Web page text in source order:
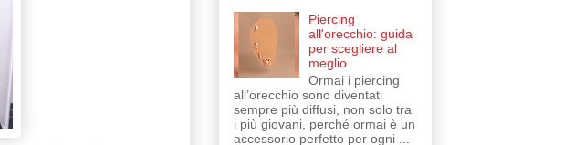
Piercing
all'orecchio: guida
per scegliere al
meglio
Ormai i piercing
all’orecchio sono diventati
sempre più diffusi, non solo tra
i più giovani, perché ormai è un
accessorio perfetto per ogni ...